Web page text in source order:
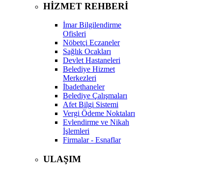
HİZMET REHBERİ
İmar Bilgilendirme
Ofisleri
Nöbetçi Eczaneler
Sağlık Ocakları
Devlet Hastaneleri
Belediye Hizmet
Merkezleri
İbadethaneler
Belediye Çalışmaları
Afet Bilgi Sistemi
Vergi Ödeme Noktaları
Evlendirme ve Nikah
İşlemleri
Firmalar - Esnaflar
ULAŞIM